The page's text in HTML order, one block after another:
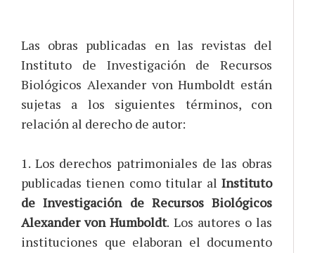
Las obras publicadas en las revistas del
Instituto de Investigación de Recursos
Biológicos Alexander von Humboldt están
sujetas a los siguientes términos, con
relación al derecho de autor:
1. Los derechos patrimoniales de las obras
publicadas tienen como titular al Instituto
de Investigación de Recursos Biológicos
Alexander von Humboldt. Los autores o las
instituciones que elaboran el documento